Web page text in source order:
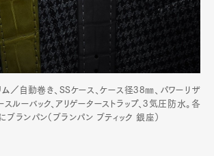
ム／ 自動巻き、SSケース、ケース径38㎜、パワーリザ
ルーバック、アリゲーターストラップ、3気圧防水。各
ランパン（ブランパン ブティック 銀座）